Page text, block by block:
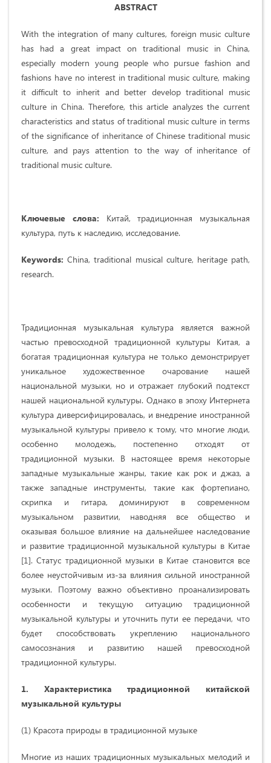
ABSTRACT
With the integration of many cultures, foreign music culture
has had a great impact on traditional music in China,
especially modern young people who pursue fashion and
fashions have no interest in traditional music culture, making
it difficult to inherit and better develop traditional music
culture in China. Therefore, this article analyzes the current
characteristics and status of traditional music culture in terms
of the significance of inheritance of Chinese traditional music
culture, and pays attention to the way of inheritance of
traditional music culture.
Ключевые слова: Китай, традиционная музыкальная
культура, путь к наследию, исследование.
Keywords:China, traditional musical culture, heritage path,
research.
Традиционная музыкальная культура является важной
частью превосходной традиционной культуры Китая, а
богатая традиционная культура не только демонстрирует
уникальное художественное очарование нашей
национальной музыки, но и отражает глубокий подтекст
нашей национальной культуры. Однако в эпоху Интернета
культура диверсифицировалась, и внедрение иностранной
музыкальной культуры привело к тому, что многие люди,
особенно молодежь, постепенно отходят от
традиционной музыки. В настоящее время некоторые
западные музыкальные жанры, такие как рок и джаз, а
также западные инструменты, такие как фортепиано,
скрипка и гитара, доминируют в современном
музыкальном развитии, наводняя все общество и
оказывая большое влияние на дальнейшее наследование
и развитие традиционной музыкальной культуры в Китае
[1]. Статус традиционной музыки в Китае становится все
более неустойчивым из-за влияния сильной иностранной
музыки. Поэтому важно объективно проанализировать
особенности и текущую ситуацию традиционной
музыкальной культуры и уточнить пути ее передачи, что
будет способствовать укреплению национального
самосознания и развитию нашей превосходной
традиционной культуры.
1. Характеристика традиционной китайской
музыкальной культуры
(1) Красота природы в традиционной музыке
Многие из наших традиционных музыкальных мелодий и